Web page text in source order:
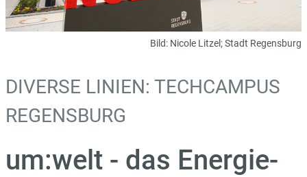
Bild: Nicole Litzel; Stadt Regensburg
DIVERSE LINIEN: TECHCAMPUS
REGENSBURG
um:welt - das Energie-